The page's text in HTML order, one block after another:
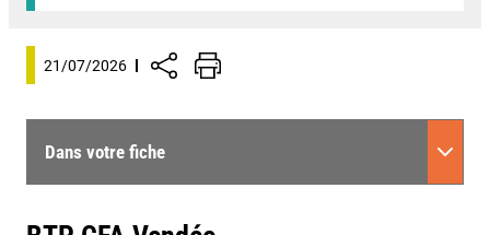
21/07/2026
Dans votre fiche